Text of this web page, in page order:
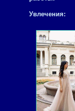
Увлечения: